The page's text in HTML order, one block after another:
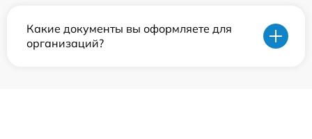
Какие документы вы оформляете для
организаций?